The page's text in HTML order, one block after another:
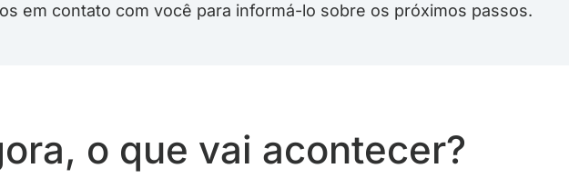
em contato com você para informá-lo sobre os próximos passos.
o que vai acontecer?